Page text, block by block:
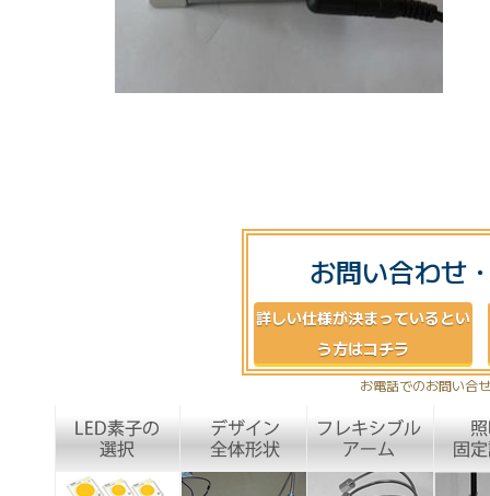
お問い合わせ
詳しい仕様が決まっているとい
う方はコチラ
お電話でのお問い